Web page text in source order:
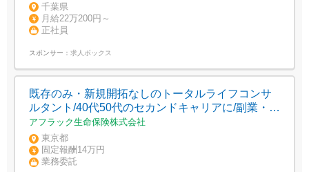
千葉県
月給22万200円～
正社員
スポンサー： 求人ボックス
既存のみ・新規開拓なしのトータルライフコンサ
ルタント/40代50代のセカンドキャリアに/副業・兼
業OK/未経験可
アフラック生命保険株式会社
東京都
固定報酬14万円
業務委託